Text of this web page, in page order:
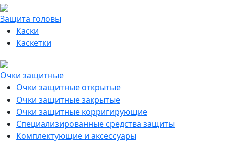
Защита головы
Каски
Каскетки
Очки защитные
Очки защитные открытые
Очки защитные закрытые
Очки защитные корригирующие
Специализированные средства защиты
Комплектующие и аксессуары